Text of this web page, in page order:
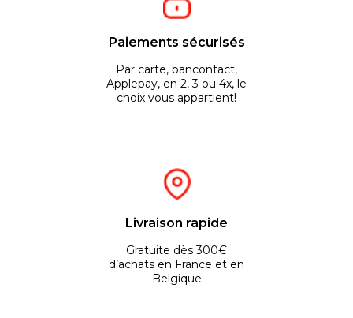
Paiements sécurisés
Par carte, bancontact,
Applepay, en 2, 3 ou 4x, le
choix vous appartient!
Livraison rapide
Gratuite dès 300€
d’achats en France et en
Belgique